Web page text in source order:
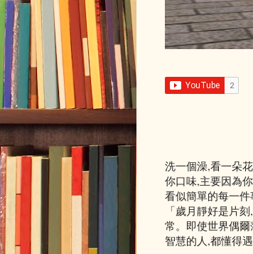
洗一個澡,看一朵
你口味,主要因為
看似簡單的每一件
「歲月靜好是片
常。即使世界偶爾
智慧的人,都懂得遇